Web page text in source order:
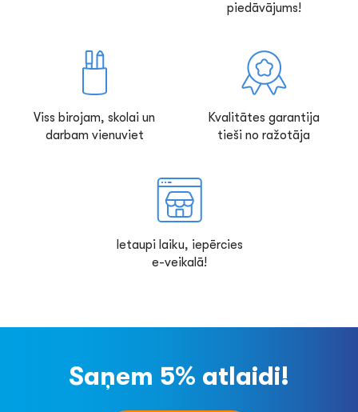
piedāvājums!
Viss birojam, skolai un
darbam vienuviet
Kvalitātes garantija
tieši no ražotāja
Ietaupi laiku, iepērcies
e-veikalā!
Saņem 5% atlaidi!